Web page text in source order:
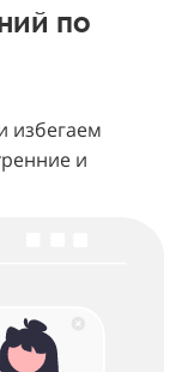
по
избегаем
и